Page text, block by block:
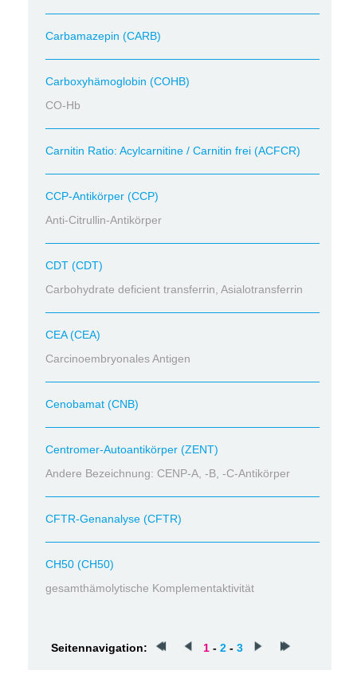
Carbamazepin (CARB)
Carboxyhämoglobin (COHB)
CO-Hb
Carnitin Ratio: Acylcarnitine / Carnitin frei (ACFCR)
CCP-Antikörper (CCP)
Anti-Citrullin-Antikörper
CDT (CDT)
Carbohydrate deficient transferrin, Asialotransferrin
CEA (CEA)
Carcinoembryonales Antigen
Cenobamat (CNB)
Centromer-Autoantikörper (ZENT)
Andere Bezeichnung: CENP-A, -B, -C-Antikörper
CFTR-Genanalyse (CFTR)
CH50 (CH50)
gesamthämolytische Komplementaktivität
Seitennavigation: 1 - 2 - 3